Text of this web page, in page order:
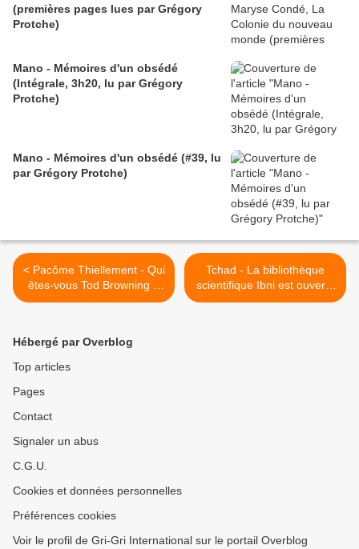
(premières pages lues par Grégory
Protche)
Mano - Mémoires d'un obsédé
(Intégrale, 3h20, lu par Grégory
Protche)
Mano - Mémoires d'un obsédé (#39, lu
par Grégory Protche)
< Pacôme Thiellement - Qui
êtes-vous Tod Browning ?
(mai2018)
Tchad - La bibliothèque
scientifique Ibni est ouverte
>
Hébergé par Overblog
Top articles
Pages
Contact
Signaler un abus
C.G.U.
Cookies et données personnelles
Préférences cookies
Voir le profil de Gri-Gri International sur le portail Overblog